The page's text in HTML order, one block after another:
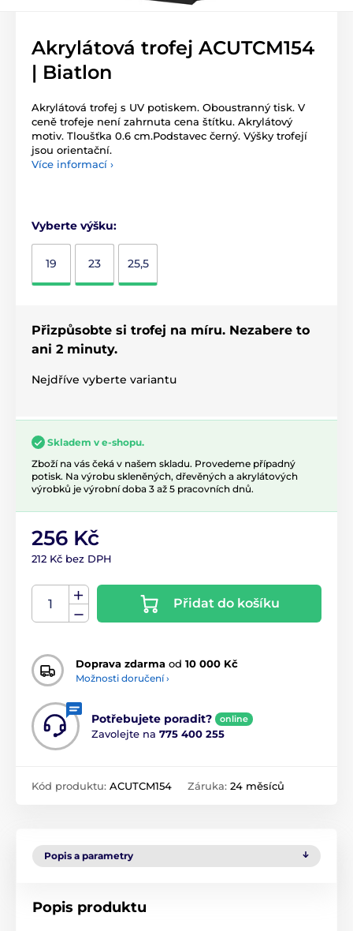
Akrylátová trofej ACUTCM154
| Biatlon
Akrylátová trofej s UV potiskem. Oboustranný tisk. V
ceně trofeje není zahrnuta cena štítku. Akrylátový
motiv. Tloušťka 0.6 cm.Podstavec černý. Výšky trofejí
jsou orientační.
Více informací ›
Vyberte výšku:
19 23 25,5
Přizpůsobte si trofej na míru. Nezabere to
ani 2 minuty.
Nejdříve vyberte variantu
Skladem v e-shopu.
Zboží na vás čeká v našem skladu. Provedeme případný
potisk. Na výrobu skleněných, dřevěných a akrylátových
výrobků je výrobní doba 3 až 5 pracovních dnů.
256 Kč
212 Kč bez DPH
Přidat do košíku
Doprava zdarma od 10 000 Kč
Možnosti doručení ›
Potřebujete poradit? online
Zavolejte na 775 400 255
Kód produktu: ACUTCM154 Záruka: 24 měsíců
Popis a parametry
Popis produktu